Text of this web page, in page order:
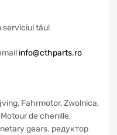
serviciul tău!
info@cthparts.ro
Fahrmotor, Zwolnica,
de chenille,
gears. редуктор